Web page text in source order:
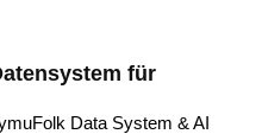
für
Data System & AI